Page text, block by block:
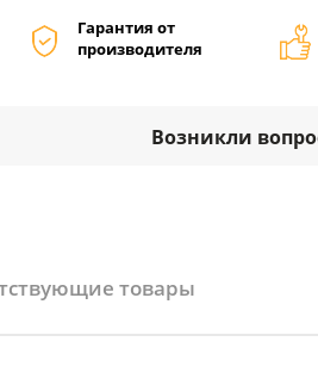
Гарантия от
производителя
Возникли
товары